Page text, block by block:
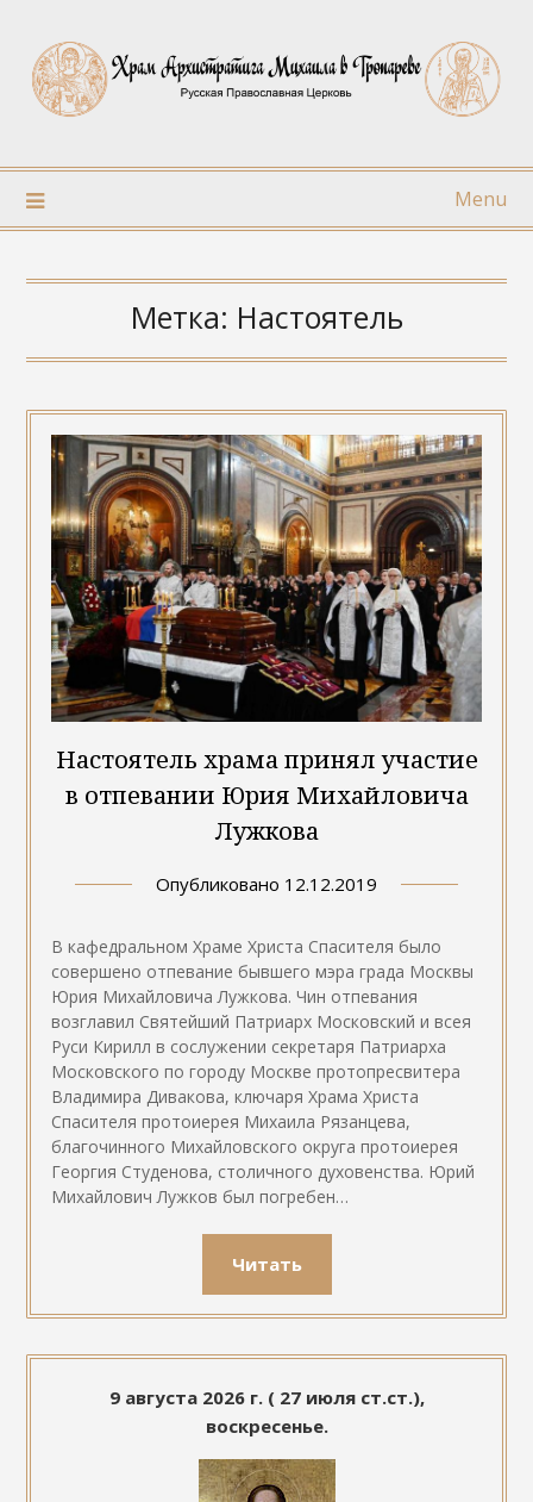
content
Menu
Метка: Настоятель
Настоятель храма принял участие
в отпевании Юрия Михайловича
Лужкова
Опубликовано 12.12.2019
В кафедральном Храме Христа Спасителя было
совершено отпевание бывшего мэра града Москвы
Юрия Михайловича Лужкова. Чин отпевания
возглавил Святейший Патриарх Московский и всея
Руси Кирилл в сослужении секретаря Патриарха
Московского по городу Москве протопресвитера
Владимира Дивакова, ключаря Храма Христа
Спасителя протоиерея Михаила Рязанцева,
благочинного Михайловского округа протоиерея
Георгия Студенова, столичного духовенства. Юрий
Михайлович Лужков был погребен…
Читать
9 августа 2026 г. ( 27 июля ст.ст.),
воскресенье.